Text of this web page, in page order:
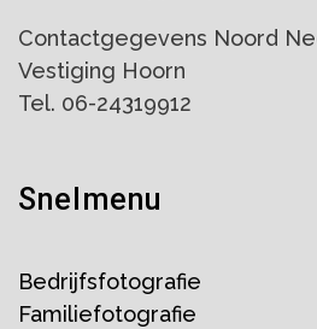
Contactgegevens Noord
Vestiging Hoorn
Tel. 06-24319912
Snelmenu
Bedrijfsfotografie
Familiefotografie